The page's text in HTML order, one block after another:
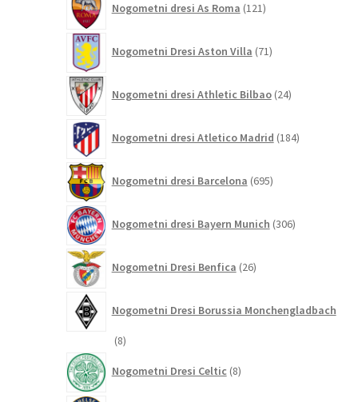
Nogometni dresi As Roma 121izdelkov
Nogometni Dresi Aston Villa 71izdelkov
Nogometni dresi Athletic Bilbao 24izdelkov
Nogometni dresi Atletico Madrid 184izdelkov
Nogometni dresi Barcelona 695izdelkov
Nogometni dresi Bayern Munich 306izdelkov
Nogometni Dresi Benfica 26izdelkov
Nogometni Dresi Borussia Monchengladbach
88
Nogometni Dresi Celtic 8izdelkov